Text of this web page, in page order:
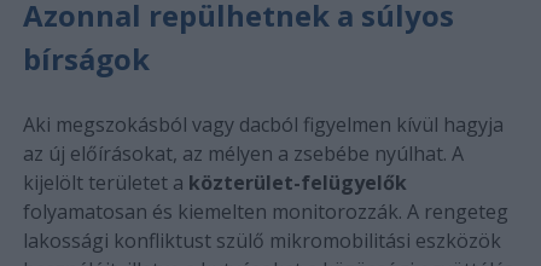
Azonnal repülhetnek a súlyos
bírságok
Aki megszokásból vagy dacból figyelmen kívül hagyja
az új előírásokat, az mélyen a zsebébe nyúlhat. A
kijelölt területet a közterület-felügyelők
folyamatosan és kiemelten monitorozzák. A rengeteg
lakossági konfliktust szülő mikromobilitási eszközök